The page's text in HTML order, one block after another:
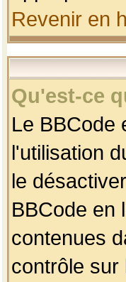
Revenir en
Qu'est-ce
Le BBCode
l'utilisation
le
BBCode en
contenues
contrôle sur